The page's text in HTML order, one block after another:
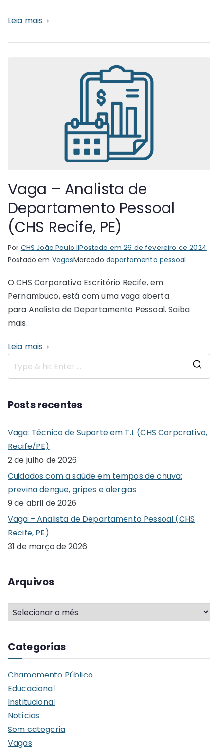
Leia mais
Vaga – Analista de
Departamento Pessoal
(CHS Recife, PE)
Por CHS João Paulo IIPostado em26 de fevereiro de 2024
Postado em VagasMarcado departamento pessoal
O CHS Corporativo Escritório Recife, em
Pernambuco, está com uma vaga aberta
para Analista de Departamento Pessoal. Saiba
mais.
Leia mais
r
Posts recentes
Vaga: Técnico de Suporte em T.I. (CHS Corporativo,
Recife/PE)
2 de julho de 2026
Cuidados com a saúde em tempos de chuva:
previna dengue, gripes e alergias
9 de abril de 2026
Vaga – Analista de Departamento Pessoal (CHS
Recife, PE)
31 de março de 2026
Arquivos
A
r
u
v
o
s
Categorias
Chamamento Público
Educacional
Institucional
Notícias
Sem categoria
Vagas